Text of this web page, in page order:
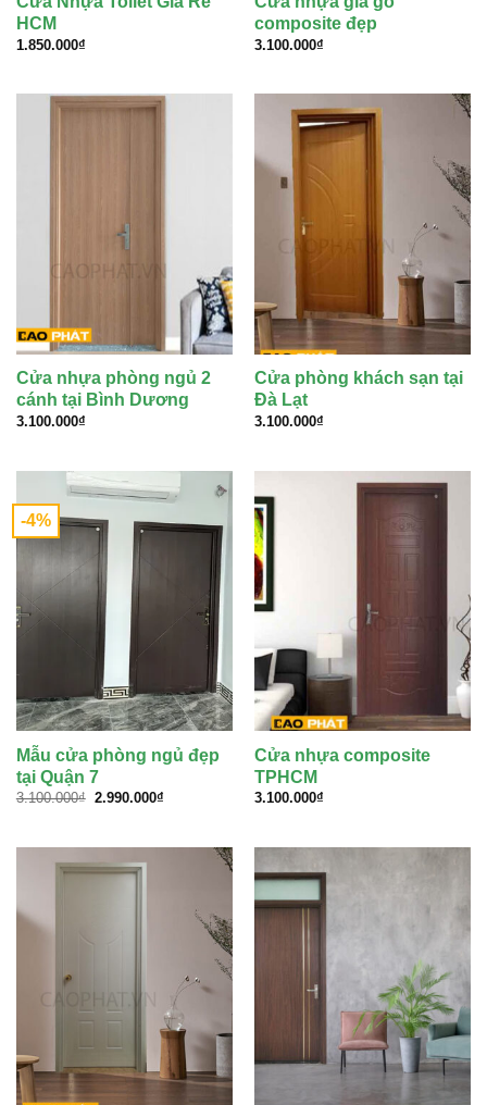
HCM
1.850.000₫
composite đẹp
3.100.000₫
Cửa nhựa phòng ngủ 2
cánh tại Bình Dương
3.100.000₫
Cửa phòng khách sạn tại
Đà Lạt
3.100.000₫
-4%
Mẫu cửa phòng ngủ đẹp
tại Quận 7
3.100.000₫ Giá
2.990.000₫Giá
2.990.000₫.
Cửa nhựa composite
TPHCM
3.100.000₫